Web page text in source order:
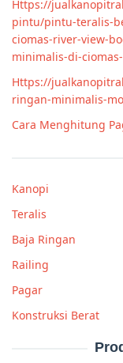
Https://
pintu/pintu-teralis-
ciomas-river-view-
minimalis-di-
Https://
ringan-minimalis-
Cara Menghitung
Kanopi
Teralis
Baja Ringan
Railing
Pagar
Konstruksi Berat